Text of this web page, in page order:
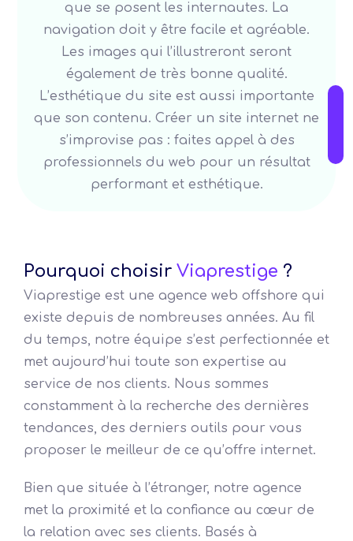
que se posent les internautes. La
navigation doit y être facile et agréable.
Les images qui l’illustreront seront
également de très bonne qualité.
L’esthétique du site est aussi importante
que son contenu. Créer un site internet ne
s’improvise pas : faites appel à des
professionnels du web pour un résultat
performant et esthétique.
Pourquoi choisir Viaprestige ?
Viaprestige est une agence web offshore qui
existe depuis de nombreuses années. Au fil
du temps, notre équipe s’est perfectionnée et
met aujourd’hui toute son expertise au
service de nos clients. Nous sommes
constamment à la recherche des dernières
tendances, des derniers outils pour vous
proposer le meilleur de ce qu’offre internet.
Bien que située à l’étranger, notre agence
met la proximité et la confiance au cœur de
la relation avec ses clients. Basés à